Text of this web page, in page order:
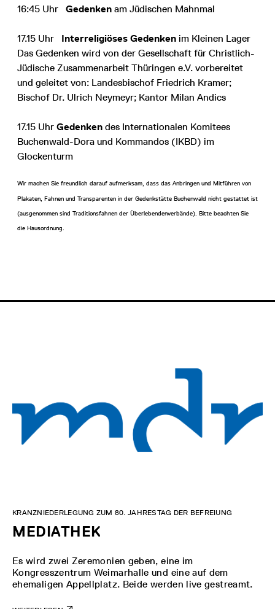
16:45 Uhr Gedenken am Jüdischen Mahnmal
17.15 Uhr Interreligiöses Gedenken im Kleinen Lager
Das Gedenken wird von der Gesellschaft für Christlich-
Jüdische Zusammenarbeit Thüringen e.V. vorbereitet
und geleitet von: Landesbischof Friedrich Kramer;
Bischof Dr. Ulrich Neymeyr; Kantor Milan Andics
17.15 Uhr Gedenken des Internationalen Komitees
Buchenwald-Dora und Kommandos (IKBD) im
Glockenturm
Wir machen Sie freundlich darauf aufmerksam, dass das Anbringen und Mitführen von
Plakaten, Fahnen und Transparenten in der Gedenkstätte Buchenwald nicht gestattet ist
(ausgenommen sind Traditionsfahnen der Überlebendenverbände). Bitte beachten Sie
die Hausordnung.
MEDIATHEK
KRANZNIEDERLEGUNG ZUM 80. JAHRESTAG DER BEFREIUNG
Es wird zwei Zeremonien geben, eine im
Kongresszentrum Weimarhalle und eine auf dem
ehemaligen Appellplatz. Beide werden live gestreamt.